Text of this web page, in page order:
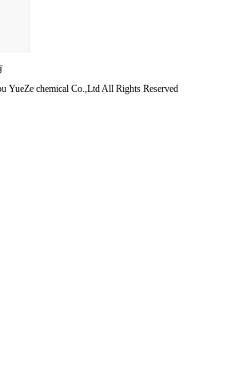
YueZe chemical Co.,Ltd All Rights Reserved